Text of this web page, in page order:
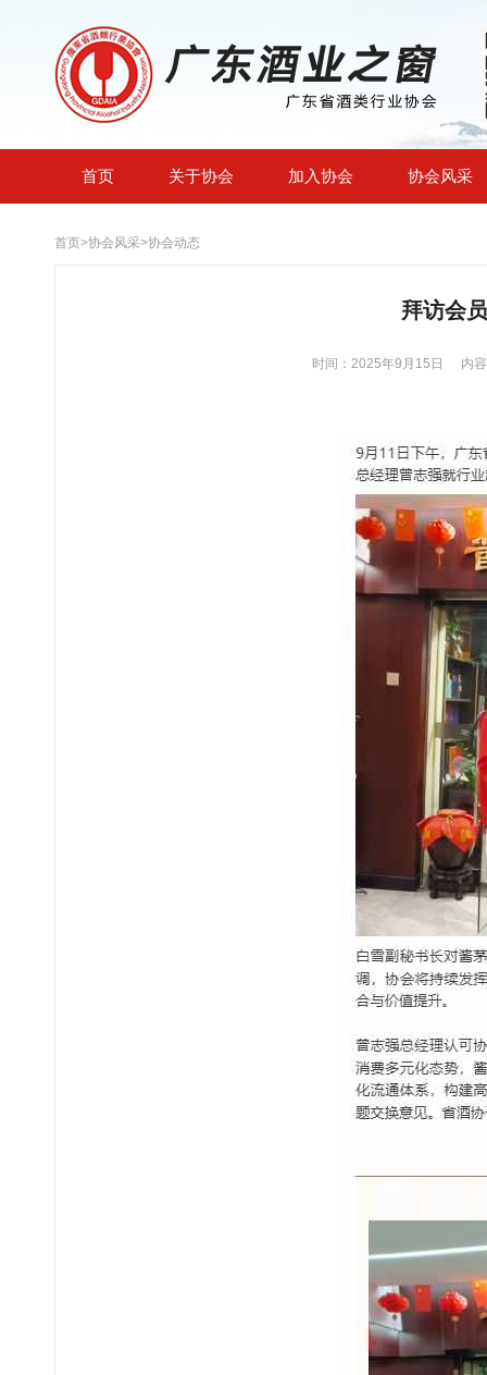
首页 关于协会 加入协会 协会风采
首页>协会风采>协会动态
拜访会
时间：2025年9月15日 内